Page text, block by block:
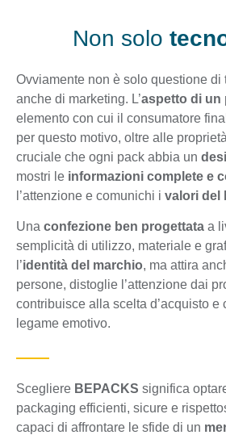
Non solo
Ovviamente non è solo questione di
anche di marketing. L’aspetto di un
elemento con cui il consumatore
per questo motivo, oltre alle
cruciale che ogni pack abbia un
mostri le informazioni complete e
l’attenzione e comunichi i valori del
Una confezione ben progettata a
semplicità di utilizzo, materiale e
l’identità del marchio, ma attira
persone, distoglie l’attenzione dai
contribuisce alla scelta d’acquisto e
legame emotivo.
Scegliere BEPACKS significa
packaging efficienti, sicure e
capaci di affrontare le sfide di un